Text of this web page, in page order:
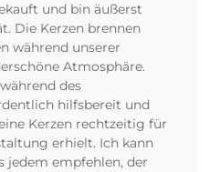
und bin äußerst
Die Kerzen brennen
während unserer
Atmosphäre.
des
hilfsbereit und
Kerzen rechtzeitig für
erhielt. Ich kann
jedem empfehlen, der